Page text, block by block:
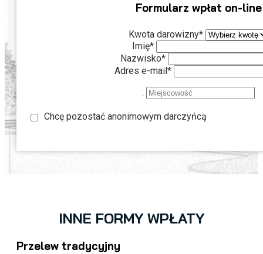
Formularz wpłat on-line
Kwota darowizny*
Imię*
Nazwisko*
Adres e-mail*
.
Chcę pozostać anonimowym darczyńcą
INNE FORMY WPŁATY
Przelew tradycyjny